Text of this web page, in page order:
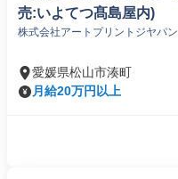
売:いよてつ髙島屋内)
株式会社アートプリントジヤパン
愛媛県松山市湊町
月給20万円以上